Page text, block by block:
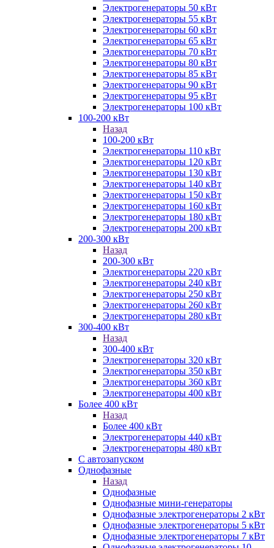
Электрогенераторы 50 кВт
Электрогенераторы 55 кВт
Электрогенераторы 60 кВт
Электрогенераторы 65 кВт
Электрогенераторы 70 кВт
Электрогенераторы 80 кВт
Электрогенераторы 85 кВт
Электрогенераторы 90 кВт
Электрогенераторы 95 кВт
Электрогенераторы 100 кВт
100-200 кВт
Назад
100-200 кВт
Электрогенераторы 110 кВт
Электрогенераторы 120 кВт
Электрогенераторы 130 кВт
Электрогенераторы 140 кВт
Электрогенераторы 150 кВт
Электрогенераторы 160 кВт
Электрогенераторы 180 кВт
Электрогенераторы 200 кВт
200-300 кВт
Назад
200-300 кВт
Электрогенераторы 220 кВт
Электрогенераторы 240 кВт
Электрогенераторы 250 кВт
Электрогенераторы 260 кВт
Электрогенераторы 280 кВт
300-400 кВт
Назад
300-400 кВт
Электрогенераторы 320 кВт
Электрогенераторы 350 кВт
Электрогенераторы 360 кВт
Электрогенераторы 400 кВт
Более 400 кВт
Назад
Более 400 кВт
Электрогенераторы 440 кВт
Электрогенераторы 480 кВт
С автозапуском
Однофазные
Назад
Однофазные
Однофазные мини-генераторы
Однофазные электрогенераторы 2 кВт
Однофазные электрогенераторы 5 кВт
Однофазные электрогенераторы 7 кВт